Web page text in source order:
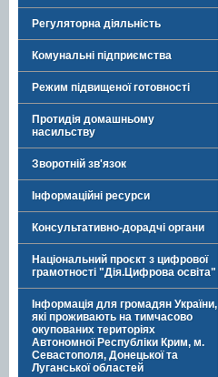
Регуляторна діяльність
Комунальні підприємства
Режим підвищеної готовності
Протидія домашньому
насильству
Зворотній зв'язок
Інформаційні ресурси
Консультативно-дорадчі органи
Національний проєкт з цифрової
грамотності "Дія.Цифрова освіта"
Інформація для громадян України,
які проживають на тимчасово
окупованих територіях
Автономної Республіки Крим, м.
Севастополя, Донецької та
Луганської областей